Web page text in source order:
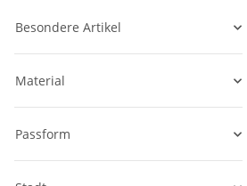
Besondere Artikel
Material
Passform